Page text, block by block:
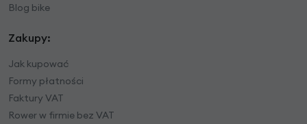
Blog bike
Zakupy:
Jak kupować
Formy płatności
Faktury VAT
Rower w firmie bez VAT